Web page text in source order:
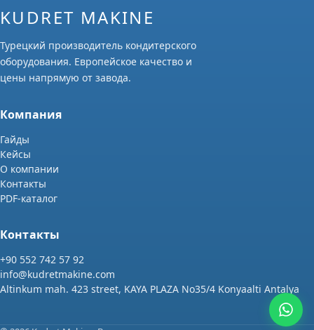
KUDRET MAKINE
Турецкий производитель кондитерского
оборудования. Европейское качество и
цены напрямую от завода.
Компания
Гайды
Кейсы
О компании
Контакты
PDF-каталог
Контакты
+90 552 742 57 92
info@kudretmakine.com
Altinkum mah. 423 street, KAYA PLAZA No35/4 Konyaalti Antalya